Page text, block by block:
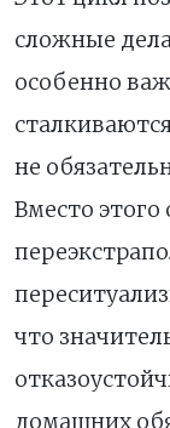
сложные
особенно
не
Вместо
что
домашних